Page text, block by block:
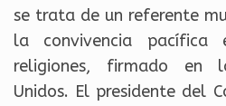
se trata de un referente
la convivencia pacífica
religiones, firmado en
Unidos. El presidente del